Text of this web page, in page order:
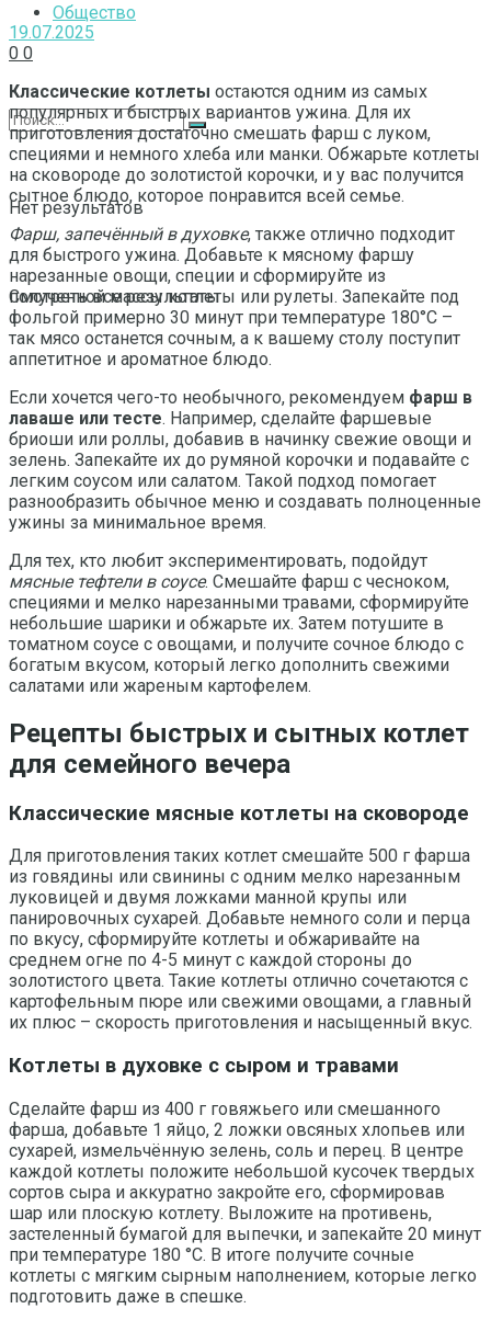
Общество
Нет результатов
Смотреть все результаты
19.07.2025
0 0
Классические котлеты остаются одним из самых
популярных и быстрых вариантов ужина. Для их
приготовления достаточно смешать фарш с луком,
специями и немного хлеба или манки. Обжарьте котлеты
на сковороде до золотистой корочки, и у вас получится
сытное блюдо, которое понравится всей семье.
Фарш, запечённый в духовке, также отлично подходит
для быстрого ужина. Добавьте к мясному фаршу
нарезанные овощи, специи и сформируйте из
полученной массы котлеты или рулеты. Запекайте под
фольгой примерно 30 минут при температуре 180°C –
так мясо останется сочным, а к вашему столу поступит
аппетитное и ароматное блюдо.
Если хочется чего-то необычного, рекомендуем фарш в
лаваше или тесте. Например, сделайте фаршевые
бриоши или роллы, добавив в начинку свежие овощи и
зелень. Запекайте их до румяной корочки и подавайте с
легким соусом или салатом. Такой подход помогает
разнообразить обычное меню и создавать полноценные
ужины за минимальное время.
Для тех, кто любит экспериментировать, подойдут
мясные тефтели в соусе. Смешайте фарш с чесноком,
специями и мелко нарезанными травами, сформируйте
небольшие шарики и обжарьте их. Затем потушите в
томатном соусе с овощами, и получите сочное блюдо с
богатым вкусом, который легко дополнить свежими
салатами или жареным картофелем.
Рецепты быстрых и сытных котлет
для семейного вечера
Классические мясные котлеты на сковороде
Для приготовления таких котлет смешайте 500 г фарша
из говядины или свинины с одним мелко нарезанным
луковицей и двумя ложками манной крупы или
панировочных сухарей. Добавьте немного соли и перца
по вкусу, сформируйте котлеты и обжаривайте на
среднем огне по 4-5 минут с каждой стороны до
золотистого цвета. Такие котлеты отлично сочетаются с
картофельным пюре или свежими овощами, а главный
их плюс – скорость приготовления и насыщенный вкус.
Котлеты в духовке с сыром и травами
Сделайте фарш из 400 г говяжьего или смешанного
фарша, добавьте 1 яйцо, 2 ложки овсяных хлопьев или
сухарей, измельчённую зелень, соль и перец. В центре
каждой котлеты положите небольшой кусочек твердых
сортов сыра и аккуратно закройте его, сформировав
шар или плоскую котлету. Выложите на противень,
застеленный бумагой для выпечки, и запекайте 20 минут
при температуре 180 °С. В итоге получите сочные
котлеты с мягким сырным наполнением, которые легко
подготовить даже в спешке.